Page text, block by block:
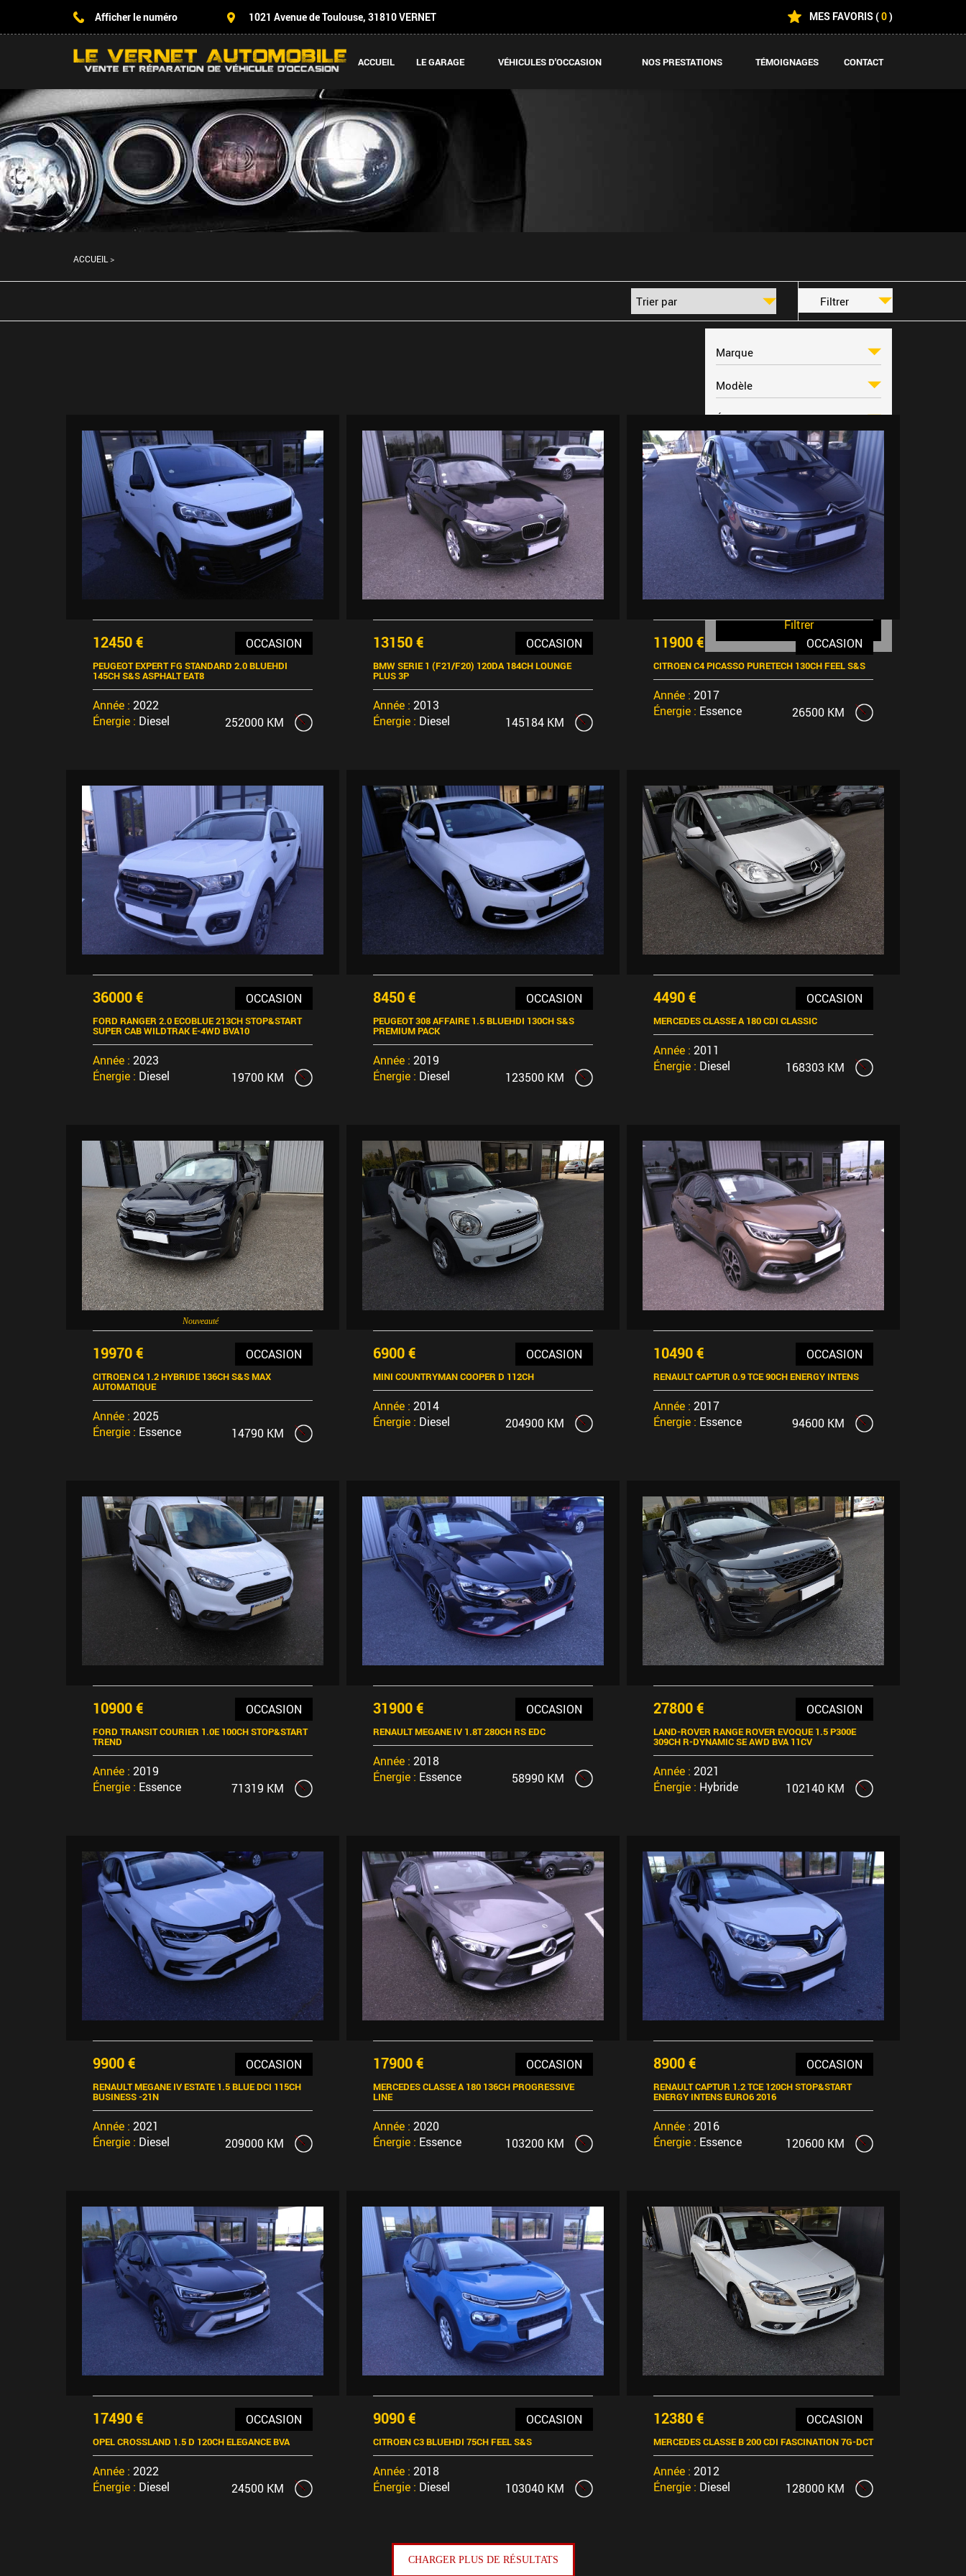
Afficher le numéro 1021 Avenue de Toulouse, 31810VERNET MES FAVORIS(0)
ACCUEIL LE GARAGE VÉHICULES D'OCCASION NOS PRESTATIONS TÉMOIGNAGES CONTACT
ACCUEIL >
Filtrer
ANNÉE
PRIX
12450 € OCCASION
PEUGEOT EXPERT FG STANDARD 2.0 BLUEHDI
145CH S&S ASPHALT EAT8
Année : 2022
Énergie : Diesel 252000 KM
13150 € OCCASION
BMW SERIE 1 (F21/F20) 120DA 184CH LOUNGE
PLUS 3P
Année : 2013
Énergie : Diesel 145184 KM
11900 € OCCASION
CITROEN C4 PICASSO PURETECH 130CH FEEL S&S
Année : 2017
Énergie : Essence 26500 KM
36000 € OCCASION
FORD RANGER 2.0 ECOBLUE 213CH STOP&START
SUPER CAB WILDTRAK E-4WD BVA10
Année : 2023
Énergie : Diesel 19700 KM
8450 € OCCASION
PEUGEOT 308 AFFAIRE 1.5 BLUEHDI 130CH S&S
PREMIUM PACK
Année : 2019
Énergie : Diesel 123500 KM
4490 € OCCASION
MERCEDES CLASSE A 180 CDI CLASSIC
Année : 2011
Énergie : Diesel 168303 KM
Nouveauté
19970 € OCCASION
CITROEN C4 1.2 HYBRIDE 136CH S&S MAX
AUTOMATIQUE
Année : 2025
Énergie : Essence 14790 KM
6900 € OCCASION
MINI COUNTRYMAN COOPER D 112CH
Année : 2014
Énergie : Diesel 204900 KM
10490 € OCCASION
RENAULT CAPTUR 0.9 TCE 90CH ENERGY INTENS
Année : 2017
Énergie : Essence 94600 KM
10900 € OCCASION
FORD TRANSIT COURIER 1.0E 100CH STOP&START
TREND
Année : 2019
Énergie : Essence 71319 KM
31900 € OCCASION
RENAULT MEGANE IV 1.8T 280CH RS EDC
Année : 2018
Énergie : Essence 58990 KM
27800 € OCCASION
LAND-ROVER RANGE ROVER EVOQUE 1.5 P300E
309CH R-DYNAMIC SE AWD BVA 11CV
Année : 2021
Énergie : Hybride 102140 KM
9900 € OCCASION
RENAULT MEGANE IV ESTATE 1.5 BLUE DCI 115CH
BUSINESS -21N
Année : 2021
Énergie : Diesel 209000 KM
17900 € OCCASION
MERCEDES CLASSE A 180 136CH PROGRESSIVE
LINE
Année : 2020
Énergie : Essence 103200 KM
8900 € OCCASION
RENAULT CAPTUR 1.2 TCE 120CH STOP&START
ENERGY INTENS EURO6 2016
Année : 2016
Énergie : Essence 120600 KM
17490 € OCCASION
OPEL CROSSLAND 1.5 D 120CH ELEGANCE BVA
Année : 2022
Énergie : Diesel 24500 KM
9090 € OCCASION
CITROEN C3 BLUEHDI 75CH FEEL S&S
Année : 2018
Énergie : Diesel 103040 KM
12380 € OCCASION
MERCEDES CLASSE B 200 CDI FASCINATION 7G-DCT
Année : 2012
Énergie : Diesel 128000 KM
CHARGER PLUS DE RÉSULTATS